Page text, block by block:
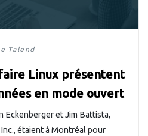
Talend
Linux présentent
en mode ouvert
Eckenberger et Jim Battista,
étaient à Montréal pour